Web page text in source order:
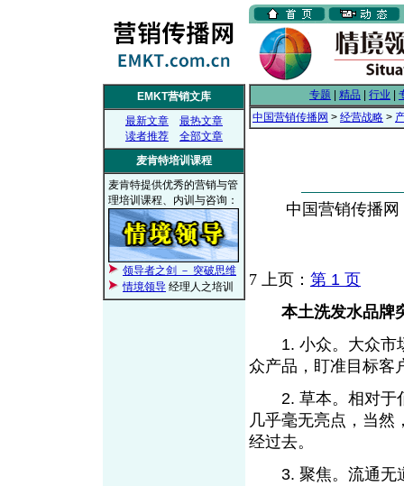
EMKT营销文库
最新文章
最热文章
读者推荐
全部文章
麦肯特培训课程
麦肯特提供优秀的营销与管
理培训课程、内训与咨询：
领导者之剑 － 突破思维
情境领导 经理人之培训
专题 精品 行业
中国营销传播网 > 经营战略 >
中国营销传播
7 上页： 第 1 页
本土洗发水品牌
1. 小众。大众市场
众产品，盯准目标客
2. 草本。相对于佰
几乎毫无亮点，当然
经过去。
3. 聚焦。流通无道